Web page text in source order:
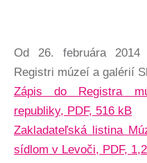
Od 26. februára
Registri múzeí a galérií
Zápis do Registra
republiky, PDF, 516 kB
Zakladateľská listina
sídlom v Levoči, PDF,